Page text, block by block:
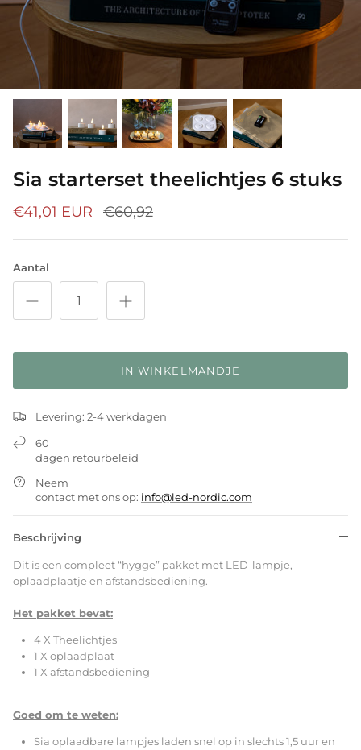
Sia starterset theelichtjes 6 stuks
€41,01 EUR €60,92
Aantal
IN WINKELMANDJE
Levering: 2-4 werkdagen
60
dagen retourbeleid
Neem
contact met ons op: info@led-nordic.com
Beschrijving
Dit is een compleet “hygge” pakket met LED-lampje,
oplaadplaatje en afstandsbediening.
Het pakket bevat:
4 X Theelichtjes
1 X oplaadplaat
1 X afstandsbediening
Goed om te weten:
Sia oplaadbare lampjes laden snel op in slechts 1,5 uur en